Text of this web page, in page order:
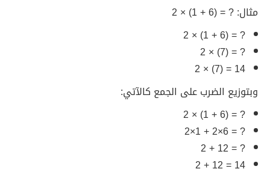
مثال: ? = (6 + 1) × 2
? = (6 + 1) × 2
? = (7) × 2
14 = (7) × 2
وبتوزيع الضرب على الجمع كالآتي:
? = (6 + 1) × 2
? = 6×2 + 1×2
? = 12 + 2
14 = 12 + 2